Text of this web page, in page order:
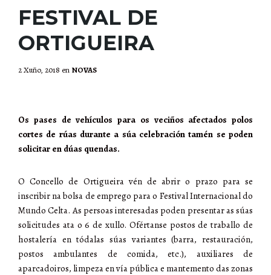
FESTIVAL DE
ORTIGUEIRA
2 Xuño, 2018 en NOVAS
Os pases de vehículos para os veciños afectados polos
cortes de rúas durante a súa celebración tamén se poden
solicitar en dúas quendas.
O Concello de Ortigueira vén de abrir o prazo para se
inscribir na bolsa de emprego para o Festival Internacional do
Mundo Celta. As persoas interesadas poden presentar as súas
solicitudes ata o 6 de xullo. Ofértanse postos de traballo de
hostalería en tódalas súas variantes (barra, restauración,
postos ambulantes de comida, etc.), auxiliares de
aparcadoiros, limpeza en vía pública e mantemento das zonas